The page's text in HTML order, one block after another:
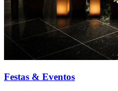
Festas & Eventos